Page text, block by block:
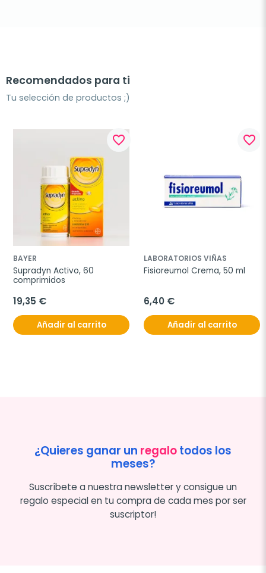
Recomendados para ti
Tu selección de productos ;)
favorite_border
BAYER
Supradyn Activo, 60
comprimidos
19,35 €
Añadir al carrito
favorite_border
LABORATORIOS VIÑAS
Fisioreumol Crema, 50 ml
6,40 €
Añadir al carrito
¿Quieres ganar un regalotodos los
meses?
Suscríbete a nuestra newsletter y consigue un
regalo especial en tu compra de cada mes por ser
suscriptor!